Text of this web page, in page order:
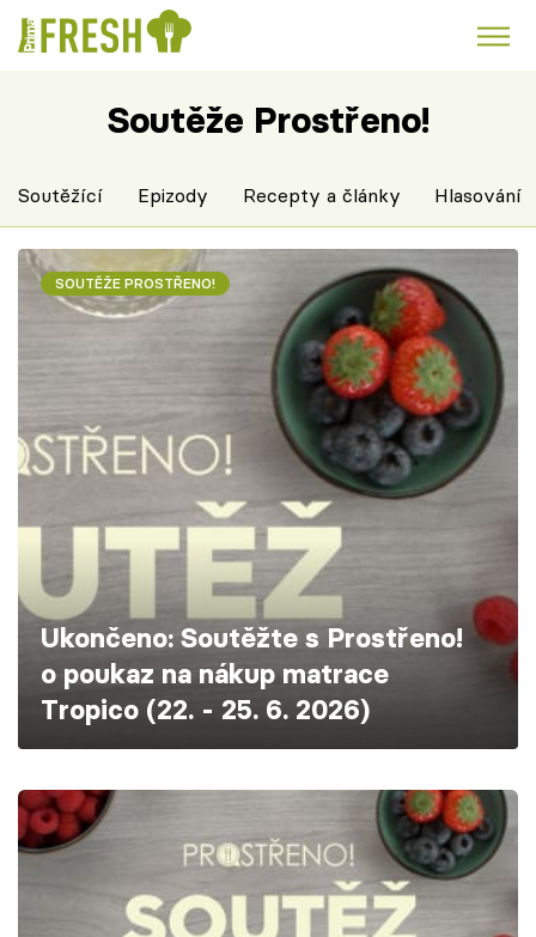
Kuře Polévky k večeři Rychlé večeře
Témata
Články
Škola vaření
Recepty z TV
Speciál: Cuketa
Sledujte prima+
Soutěže Prostřeno!
Soutěžící Epizody Recepty a články Hlasování
SOUTĚŽE PROSTŘENO!
Ukončeno: Soutěžte s Prostřeno!
o poukaz na nákup matrace
Tropico (22. - 25. 6. 2026)